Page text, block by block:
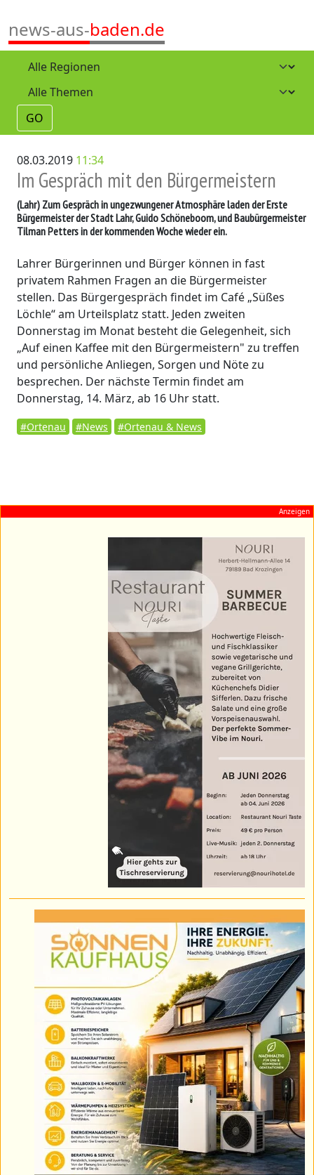
news-aus-baden.de
GO
08.03.2019 11:34
Im Gespräch mit den Bürgermeistern
(Lahr) Zum Gespräch in ungezwungener Atmosphäre laden der Erste
Bürgermeister der Stadt Lahr, Guido Schöneboom, und Baubürgermeister
Tilman Petters in der kommenden Woche wieder ein.
Lahrer Bürgerinnen und Bürger können in fast
privatem Rahmen Fragen an die Bürgermeister
stellen. Das Bürgergespräch findet im Café „Süßes
Löchle“ am Urteilsplatz statt. Jeden zweiten
Donnerstag im Monat besteht die Gelegenheit, sich
„Auf einen Kaffee mit den Bürgermeistern" zu treffen
und persönliche Anliegen, Sorgen und Nöte zu
besprechen. Der nächste Termin findet am
Donnerstag, 14. März, ab 16 Uhr statt.
#Ortenau #News #Ortenau & News
Anzeigen